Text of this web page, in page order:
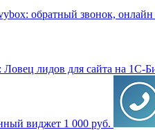
обратный звонок, онлайн
Ловец лидов для сайта на 1С-
виджет 1 000 руб.